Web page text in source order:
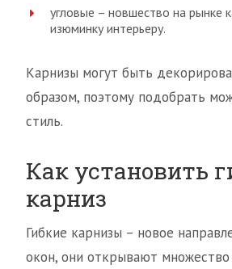
угловые – новшество на рынке
изюминку интерьеру.
Карнизы могут быть
образом, поэтому подобрать
стиль.
Как установить
карниз
Гибкие карнизы – новое
окон, они открывают